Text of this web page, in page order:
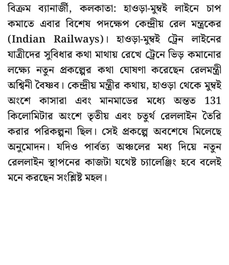
বিক্রম ব্যানার্জী, কলকাতা: হাওড়া-মুম্বই লাইনে চাপ
কমাতে এবার বিশেষ পদক্ষেপ কেন্দ্রীয় রেল মন্ত্রকের
(Indian Railways)। হাওড়া-মুম্বই ট্রেন লাইনের
যাত্রীদের সুবিধার কথা মাথায় রেখে ট্রেনে ভিড় কমানোর
লক্ষ্যে নতুন প্রকল্পের কথা ঘোষণা করেছেন রেলমন্ত্রী
অশ্বিনী বৈষ্ণব। কেন্দ্রীয় মন্ত্রীর কথায়, হাওড়া থেকে মুম্বই
অংশে কাসারা এবং মানমাডের মধ্যে অন্তত 131
কিলোমিটার অংশে তৃতীয় এবং চতুর্থ রেললাইন তৈরি
করার পরিকল্পনা ছিল। সেই প্রকল্পে অবশেষে মিলেছে
অনুমোদন। যদিও পার্বত্য অঞ্চলের মধ্য দিয়ে নতুন
রেললাইন স্থাপনের কাজটা যথেষ্ট চ্যালেঞ্জিং হবে বলেই
মনে করছেন সংশ্লিষ্ট মহল।